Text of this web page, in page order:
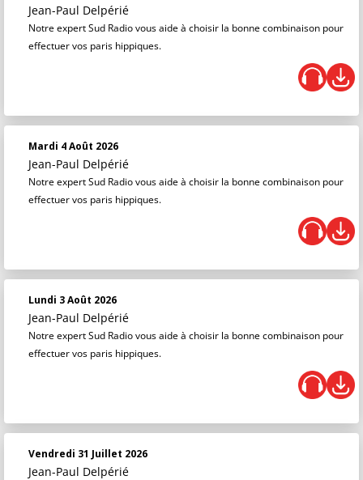
Jean-Paul Delpérié
Notre expert Sud Radio vous aide à choisir la bonne combinaison pour
effectuer vos paris hippiques.
Mardi 4 Août 2026
Jean-Paul Delpérié
Notre expert Sud Radio vous aide à choisir la bonne combinaison pour
effectuer vos paris hippiques.
Lundi 3 Août 2026
Jean-Paul Delpérié
Notre expert Sud Radio vous aide à choisir la bonne combinaison pour
effectuer vos paris hippiques.
Vendredi 31 Juillet 2026
Jean-Paul Delpérié